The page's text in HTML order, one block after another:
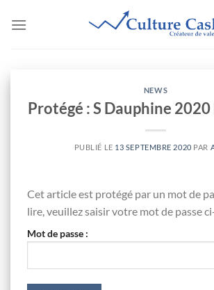
NEWS
Protégé : S Dauphine 2020
PUBLIÉ LE 13 SEPTEMBRE 2020 PAR
Cet article est protégé par un mot de
lire, veuillez saisir votre mot de passe
Mot de passe :